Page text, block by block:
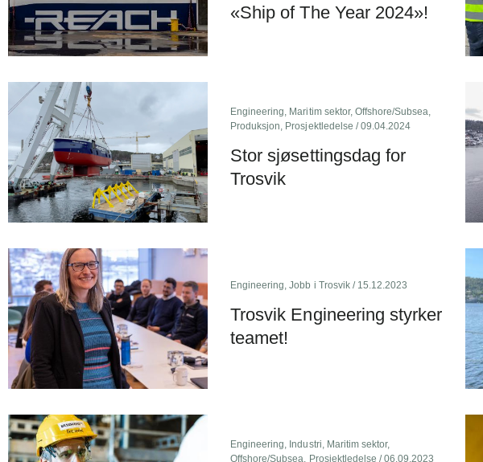
«Ship of The Year 2024»!
Engineering Maritim sektor, Offshore/Subsea
Produksjon Prosjektledelse / 09.04.2024
Stor sjøsettingsdag for
Trosvik
Engineering ,Jobb i Trosvik/ 15.12.2023
Trosvik Engineering styrker
teamet!
Engineering Industri Maritim sektor,
Offshore/Subsea
Prosjektledelse / 06.09.2023